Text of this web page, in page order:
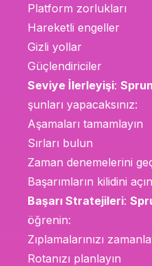
Platform zorlukları
Hareketli engeller
Gizli yollar
Güçlendiriciler
Seviye İlerleyişi:
şunları yapacaksınız:
Aşamaları tamamlayın
Sırları bulun
Zaman denemelerini
Başarımların kilidini açın
Başarı Stratejileri:
öğrenin:
Zıplamalarınızı
Rotanızı planlayın